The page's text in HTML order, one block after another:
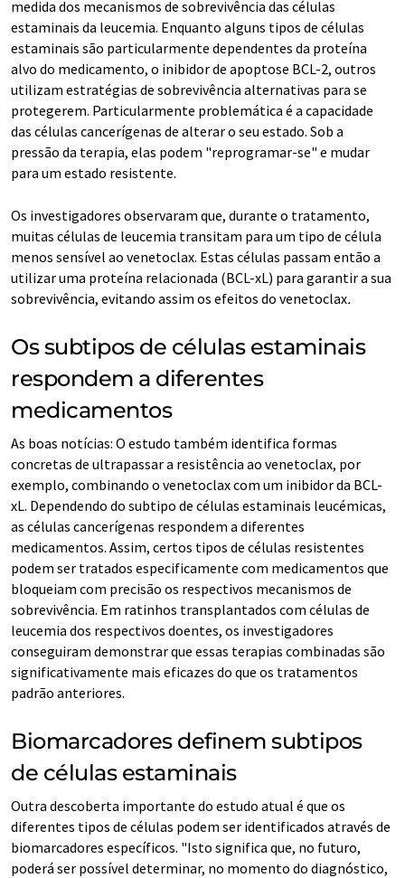
medida dos mecanismos de sobrevivência das células
estaminais da leucemia. Enquanto alguns tipos de células
estaminais são particularmente dependentes da proteína
alvo do medicamento, o inibidor de apoptose BCL-2, outros
utilizam estratégias de sobrevivência alternativas para se
protegerem. Particularmente problemática é a capacidade
das células cancerígenas de alterar o seu estado. Sob a
pressão da terapia, elas podem "reprogramar-se" e mudar
para um estado resistente.
Os investigadores observaram que, durante o tratamento,
muitas células de leucemia transitam para um tipo de célula
menos sensível ao venetoclax. Estas células passam então a
utilizar uma proteína relacionada (BCL-xL) para garantir a sua
sobrevivência, evitando assim os efeitos do venetoclax.
Os subtipos de células estaminais
respondem a diferentes
medicamentos
As boas notícias: O estudo também identifica formas
concretas de ultrapassar a resistência ao venetoclax, por
exemplo, combinando o venetoclax com um inibidor da BCL-
xL. Dependendo do subtipo de células estaminais leucémicas,
as células cancerígenas respondem a diferentes
medicamentos. Assim, certos tipos de células resistentes
podem ser tratados especificamente com medicamentos que
bloqueiam com precisão os respectivos mecanismos de
sobrevivência. Em ratinhos transplantados com células de
leucemia dos respectivos doentes, os investigadores
conseguiram demonstrar que essas terapias combinadas são
significativamente mais eficazes do que os tratamentos
padrão anteriores.
Biomarcadores definem subtipos
de células estaminais
Outra descoberta importante do estudo atual é que os
diferentes tipos de células podem ser identificados através de
biomarcadores específicos. "Isto significa que, no futuro,
poderá ser possível determinar, no momento do diagnóstico,